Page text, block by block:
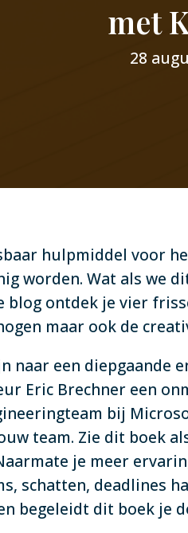
met
28
hulpmiddel voor
worden. Wat als we
blog ontdek je vier
maar ook de
naar een
Eric Brechner een
bij
team. Zie dit boek
je meer
schatten, deadlines
begeleidt dit boek je